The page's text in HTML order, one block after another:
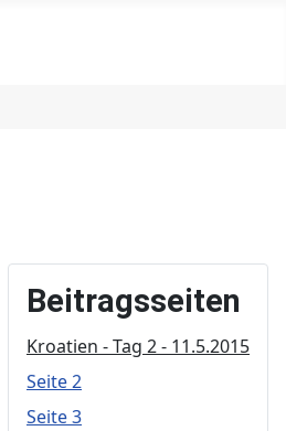
Beitragsseiten
Kroatien - Tag 2 - 11.5.2015
Seite 2
Seite 3